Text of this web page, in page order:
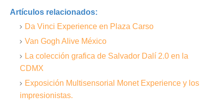
Artículos relacionados:
Da Vinci Experience en Plaza Carso
Van Gogh Alive México
La colección grafica de Salvador Dalí 2.0 en la
CDMX
Exposición Multisensorial Monet Experience y los
impresionistas.